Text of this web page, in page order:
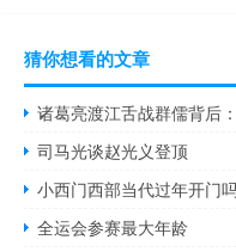
猜你想看的文章
诸葛亮渡江舌战群儒背后
司马光谈赵光义登顶
小西门西部当代过年开门
全运会参赛最大年龄